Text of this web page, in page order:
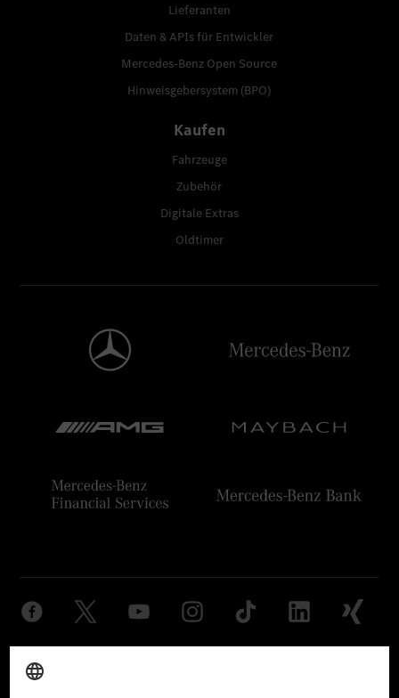
Lieferanten
Daten & APIs für Entwickler
Mercedes-Benz Open Source
Hinweisgebersystem (BPO)
Kaufen
Fahrzeuge
Zubehör
Digitale Extras
Oldtimer